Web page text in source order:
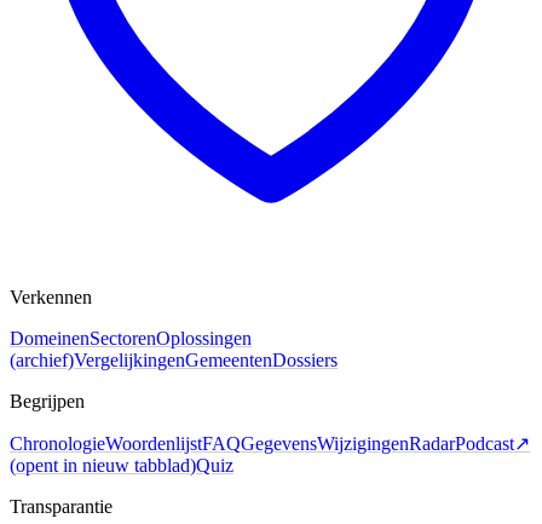
Verkennen
DomeinenSectorenOplossingen
(archief)VergelijkingenGemeentenDossiers
Begrijpen
ChronologieWoordenlijstFAQGegevensWijzigingenRadarPodcast↗
(opent in nieuw tabblad)Quiz
Transparantie